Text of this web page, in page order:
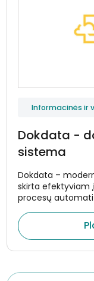
Informacinės ir
Dokdata -
sistema
Dokdata –
skirta efektyviam
procesų
Sistema sukurta
centralizuotai
vidinius procesus